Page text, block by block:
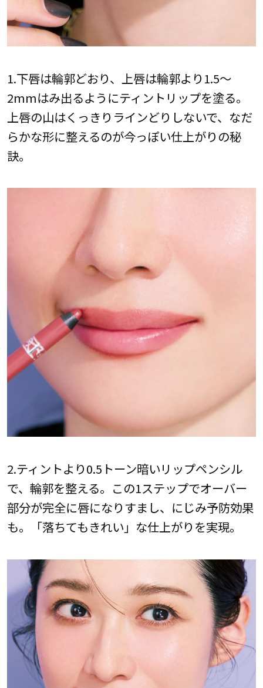
1.下唇は輪郭どおり、上唇は輪郭より1.5〜
2mmはみ出るようにティントリップを塗る。
上唇の山はくっきりラインどりしないで、なだ
らかな形に整えるのが今っぽい仕上がりの秘
訣。
2.ティントより0.5トーン暗いリップペンシル
で、輪郭を整える。この1ステップでオーバー
部分が完全に唇になりすまし、にじみ予防効果
も。「落ちてもきれい」な仕上がりを実現。